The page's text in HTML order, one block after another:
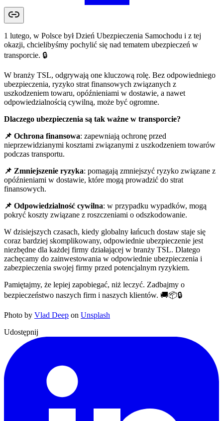
1 lutego, w Polsce był Dzień Ubezpieczenia Samochodu i z tej
okazji, chcielibyśmy pochylić się nad tematem ubezpieczeń w
transporcie. 🔒
W branży TSL, odgrywają one kluczową rolę. Bez odpowiedniego
ubezpieczenia, ryzyko strat finansowych związanych z
uszkodzeniem towaru, opóźnieniami w dostawie, a nawet
odpowiedzialnością cywilną, może być ogromne.
Dlaczego ubezpieczenia są tak ważne w transporcie?
📌 Ochrona finansowa: zapewniają ochronę przed
nieprzewidzianymi kosztami związanymi z uszkodzeniem towarów
podczas transportu.
📌 Zmniejszenie ryzyka: pomagają zmniejszyć ryzyko związane z
opóźnieniami w dostawie, które mogą prowadzić do strat
finansowych.
📌 Odpowiedzialność cywilna: w przypadku wypadków, mogą
pokryć koszty związane z roszczeniami o odszkodowanie.
W dzisiejszych czasach, kiedy globalny łańcuch dostaw staje się
coraz bardziej skomplikowany, odpowiednie ubezpieczenie jest
niezbędne dla każdej firmy działającej w branży TSL. Dlatego
zachęcamy do zainwestowania w odpowiednie ubezpieczenia i
zabezpieczenia swojej firmy przed potencjalnym ryzykiem.
Pamiętajmy, że lepiej zapobiegać, niż leczyć. Zadbajmy o
bezpieczeństwo naszych firm i naszych klientów. 🚚📦🔒
Photo by Vlad Deep on Unsplash
Udostępnij